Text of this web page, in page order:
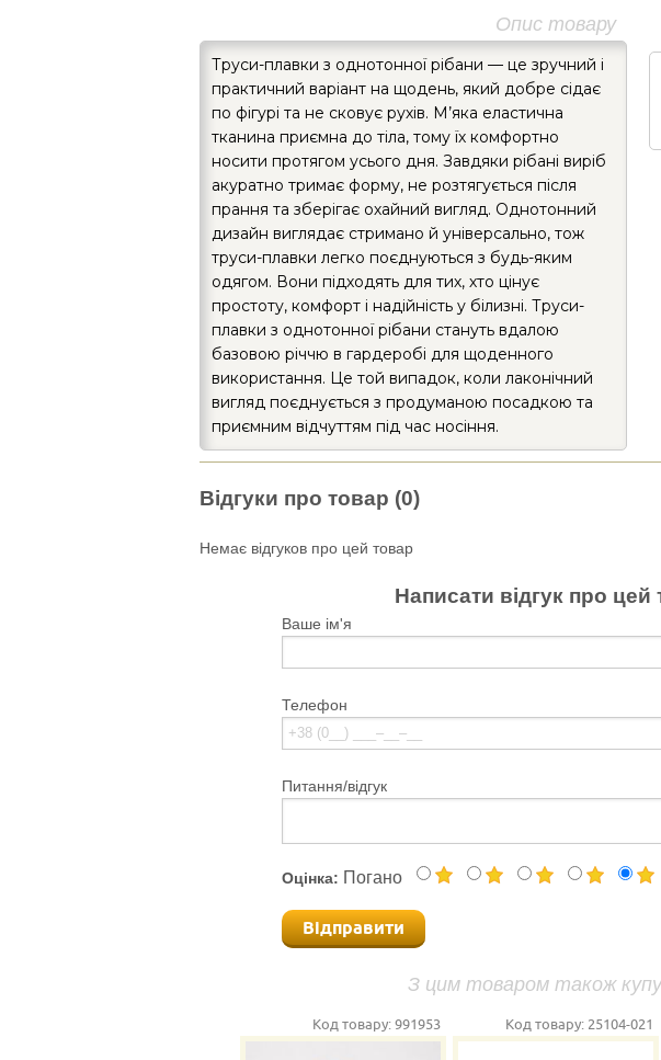
Опис товару
Труси-плавки з однотонної рібани — це зручний і
практичний варіант на щодень, який добре сідає
по фігурі та не сковує рухів. М’яка еластична
тканина приємна до тіла, тому їх комфортно
носити протягом усього дня. Завдяки рібані виріб
акуратно тримає форму, не розтягується після
прання та зберігає охайний вигляд. Однотонний
дизайн виглядає стримано й універсально, тож
труси-плавки легко поєднуються з будь-яким
одягом. Вони підходять для тих, хто цінує
простоту, комфорт і надійність у білизні. Труси-
плавки з однотонної рібани стануть вдалою
базовою річчю в гардеробі для щоденного
використання. Це той випадок, коли лаконічний
вигляд поєднується з продуманою посадкою та
приємним відчуттям під час носіння.
Відгуки про товар (0)
Немає відгуков про цей товар
Написати відгук про цей
Ваше ім'я
Телефон
Питання/відгук
Оцінка: Погано
Відправити
З цим товаром також
Код товару:991953 Код товару: 25104-021